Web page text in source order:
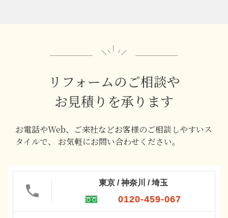
リフォームのご相談や
お見積りを承ります
お電話やWeb、ご来社などお客様のご相談しやすいス
タイルで、
お気軽にお問い合わせください。
東京 / 神奈川 / 埼玉
0120-459-067